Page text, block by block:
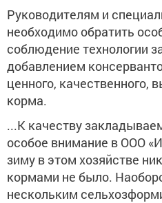
Руководителям и
необходимо обратить
соблюдение технологии
добавлением
ценного, качественного,
корма.
...К качеству
особое внимание в ООО
зиму в этом хозяйстве
кормами не было.
нескольким